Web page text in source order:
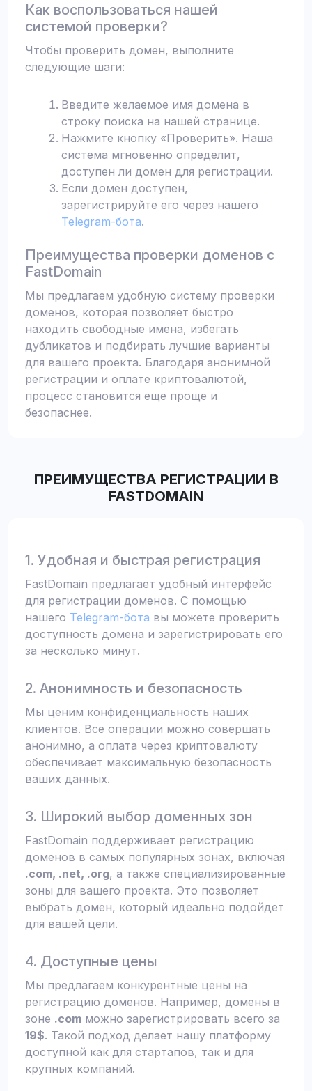
Как воспользоваться нашей
системой проверки?
Чтобы проверить домен, выполните
следующие шаги:
Введите желаемое имя домена в
строку поиска на нашей странице.
Нажмите кнопку «Проверить». Наша
система мгновенно определит,
доступен ли домен для регистрации.
Если домен доступен,
зарегистрируйте его через нашего
Telegram-бота.
Преимущества проверки доменов с
FastDomain
Мы предлагаем удобную систему проверки
доменов, которая позволяет быстро
находить свободные имена, избегать
дубликатов и подбирать лучшие варианты
для вашего проекта. Благодаря анонимной
регистрации и оплате криптовалютой,
процесс становится еще проще и
безопаснее.
ПРЕИМУЩЕСТВА РЕГИСТРАЦИИ В
FASTDOMAIN
1. Удобная и быстрая регистрация
FastDomain предлагает удобный интерфейс
для регистрации доменов. С помощью
нашего Telegram-бота вы можете проверить
доступность домена и зарегистрировать его
за несколько минут.
2. Анонимность и безопасность
Мы ценим конфиденциальность наших
клиентов. Все операции можно совершать
анонимно, а оплата через криптовалюту
обеспечивает максимальную безопасность
ваших данных.
3. Широкий выбор доменных зон
FastDomain поддерживает регистрацию
доменов в самых популярных зонах, включая
.com, .net, .org, а также специализированные
зоны для вашего проекта. Это позволяет
выбрать домен, который идеально подойдет
для вашей цели.
4. Доступные цены
Мы предлагаем конкурентные цены на
регистрацию доменов. Например, домены в
зоне .com можно зарегистрировать всего за
19$. Такой подход делает нашу платформу
доступной как для стартапов, так и для
крупных компаний.